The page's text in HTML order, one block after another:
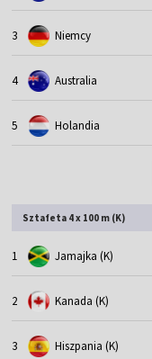
3 Niemcy
4 Australia
5 Holandia
Sztafeta 4 x 100 m (K)
1 Jamajka (K)
2 Kanada (K)
3 Hiszpania (K)